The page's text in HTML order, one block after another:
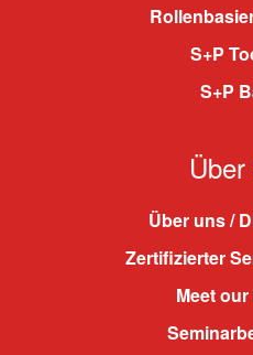
S+P
S+P
Über uns /
Zertifizierter
Meet